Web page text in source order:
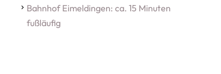
Bahnhof Eimeldingen: ca. 15 Minuten
fußläufig